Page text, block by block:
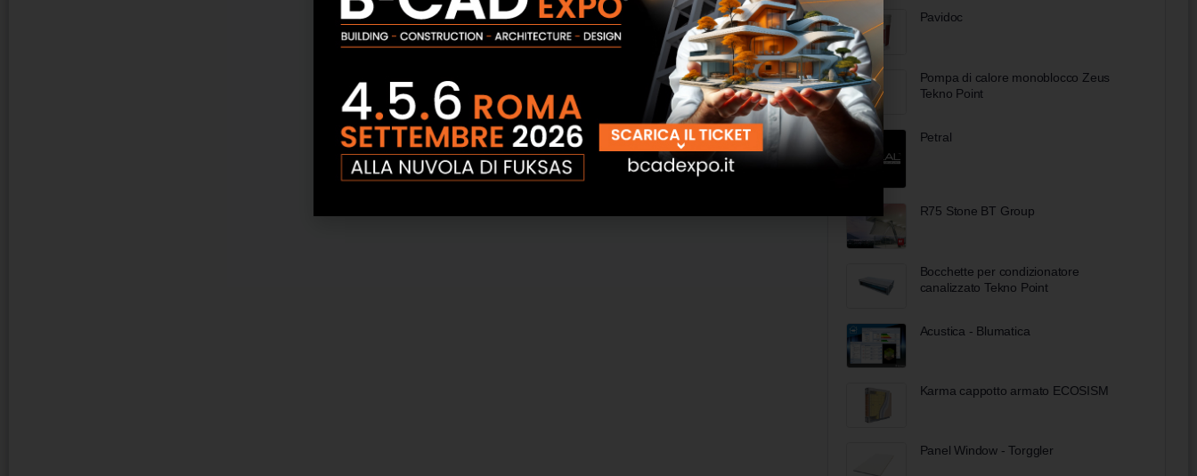
Pavidoc
Pompa di calore monoblocco Zeus
Tekno Point
Petral
R75 Stone BT Group
Bocchette per condizionatore
canalizzato Tekno Point
Acustica - Blumatica
Karma cappotto armato ECOSISM
Panel Window - Torggler